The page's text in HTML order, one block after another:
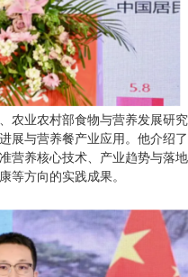
业农村部食物与营养发展研究
展与营养餐产业应用。他介绍了
营养核心技术、产业趋势与落地
等方向的实践成果。